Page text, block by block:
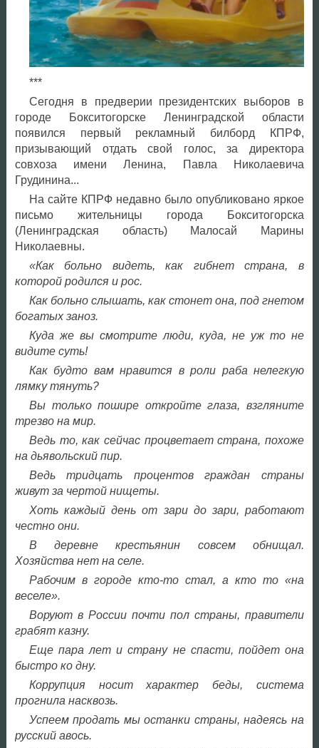
***
Сегодня в предверии президентских выборов в
городе Бокситогорске Ленинградской области
появился первый рекламный билборд КПРФ,
призывающий отдать свой голос, за директора
совхоза имени Ленина, Павла Николаевича
Грудинина...
На сайте КПРФ недавно было опубликовано яркое
письмо жительницы города Бокситогорска
(Ленинградская область) Малосай Марины
Николаевны.
«Как больно видеть, как гибнет страна, в
которой родился и рос.
Как больно слышать, как стонет она, под гнетом
богатых заноз.
Куда же вы смотрите люди, куда, не уж то не
видите суть!
Как будто вам нравится в роли раба нелегкую
лямку тянуть?
Вы только пошире откройте глаза, взгляните
трезво на мир.
Ведь то, как сейчас процветает страна, похоже
на дьявольский пир.
Ведь тридцать процентов граждан страны
живут за чертой нищеты.
Хоть каждый день от зари до зари, работают
честно они.
В деревне крестьянин совсем обнищал.
Хозяйства нет на селе.
Рабочим в городе кто-то стал, а кто то «на
веселе».
Воруют в России почти пол страны, правители
грабят казну.
Еще пара лет и страну не спасти, пойдет она
быстро ко дну.
Коррупция носит характер беды, система
прогнила насквозь.
Успеем продать мы останки страны, надеясь на
русский авось.